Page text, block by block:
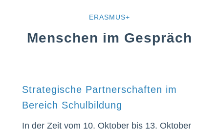
ERASMUS+
Menschen im Gespräch
Strategische Partnerschaften im
Bereich Schulbildung
In der Zeit vom 10. Oktober bis 13. Oktober